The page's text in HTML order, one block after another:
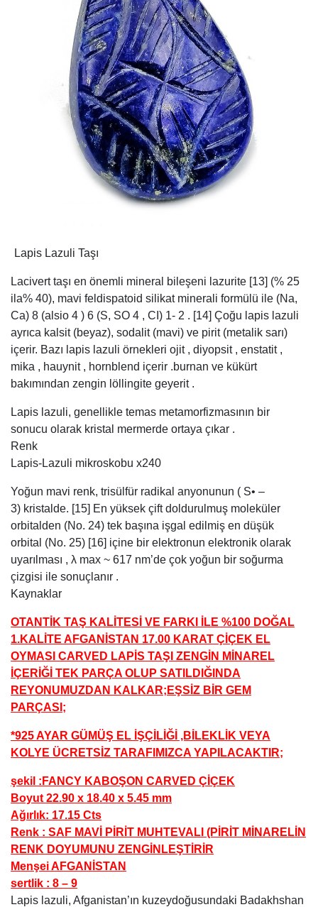
Lapis Lazuli Taşı
Lacivert taşı en önemli mineral bileşeni lazurite [13] (% 25
ila% 40), mavi feldispatoid silikat minerali formülü ile (Na,
Ca) 8 (alsio 4 ) 6 (S, SO 4 , CI) 1- 2 . [14] Çoğu lapis lazuli
ayrıca kalsit (beyaz), sodalit (mavi) ve pirit (metalik sarı)
içerir. Bazı lapis lazuli örnekleri ojit , diyopsit , enstatit ,
mika , hauynit , hornblend içerir .burnan ve kükürt
bakımından zengin löllingite geyerit .
Lapis lazuli, genellikle temas metamorfizmasının bir
sonucu olarak kristal mermerde ortaya çıkar .
Renk
Lapis-Lazuli mikroskobu x240
Yoğun mavi renk, trisülfür radikal anyonunun ( S• –
3) kristalde. [15] En yüksek çift doldurulmuş moleküler
orbitalden (No. 24) tek başına işgal edilmiş en düşük
orbital (No. 25) [16] içine bir elektronun elektronik olarak
uyarılması , λ max ~ 617 nm’de çok yoğun bir soğurma
çizgisi ile sonuçlanır .
Kaynaklar
OTANTİK TAŞ KALİTESİ VE FARKI İLE %100 DOĞAL
1.KALİTE AFGANİSTAN 17.00 KARAT ÇİÇEK EL
OYMASI CARVED LAPİS TAŞI ZENGİN MİNAREL
İÇERİĞİ TEK PARÇA OLUP SATILDIĞINDA
REYONUMUZDAN KALKAR;EŞSİZ BİR GEM
PARÇASI;
*925 AYAR GÜMÜŞ EL İŞÇİLİĞİ ,BİLEKLİK VEYA
KOLYE ÜCRETSİZ TARAFIMIZCA YAPILACAKTIR;
şekil :FANCY KABOŞON CARVED ÇİÇEK
Boyut 22.90 x 18.40 x 5.45 mm
Ağırlık: 17.15 Cts
Renk : SAF MAVİ PİRİT MUHTEVALI (PİRİT MİNARELİN
RENK DOYUMUNU ZENGİNLEŞTİRİR
Menşei AFGANİSTAN
sertlik : 8 – 9
Lapis lazuli, Afganistan’ın kuzeydoğusundaki Badakhshan